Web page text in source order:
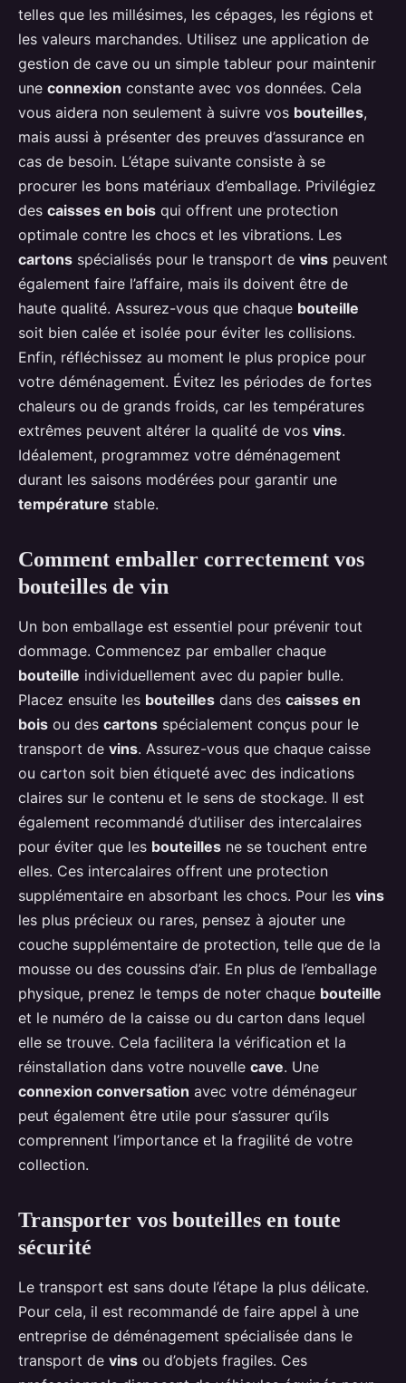
telles que les millésimes, les cépages, les régions et
les valeurs marchandes. Utilisez une application de
gestion de cave ou un simple tableur pour maintenir
une connexion constante avec vos données. Cela
vous aidera non seulement à suivre vos bouteilles,
mais aussi à présenter des preuves d’assurance en
cas de besoin. L’étape suivante consiste à se
procurer les bons matériaux d’emballage. Privilégiez
des caisses en bois qui offrent une protection
optimale contre les chocs et les vibrations. Les
cartons spécialisés pour le transport de vins peuvent
également faire l’affaire, mais ils doivent être de
haute qualité. Assurez-vous que chaque bouteille
soit bien calée et isolée pour éviter les collisions.
Enfin, réfléchissez au moment le plus propice pour
votre déménagement. Évitez les périodes de fortes
chaleurs ou de grands froids, car les températures
extrêmes peuvent altérer la qualité de vos vins.
Idéalement, programmez votre déménagement
durant les saisons modérées pour garantir une
température stable.
Comment emballer correctement vos
bouteilles de vin
Un bon emballage est essentiel pour prévenir tout
dommage. Commencez par emballer chaque
bouteille individuellement avec du papier bulle.
Placez ensuite les bouteilles dans des caisses en
bois ou des cartons spécialement conçus pour le
transport de vins. Assurez-vous que chaque caisse
ou carton soit bien étiqueté avec des indications
claires sur le contenu et le sens de stockage. Il est
également recommandé d’utiliser des intercalaires
pour éviter que les bouteilles ne se touchent entre
elles. Ces intercalaires offrent une protection
supplémentaire en absorbant les chocs. Pour les vins
les plus précieux ou rares, pensez à ajouter une
couche supplémentaire de protection, telle que de la
mousse ou des coussins d’air. En plus de l’emballage
physique, prenez le temps de noter chaque bouteille
et le numéro de la caisse ou du carton dans lequel
elle se trouve. Cela facilitera la vérification et la
réinstallation dans votre nouvelle cave. Une
connexion conversation avec votre déménageur
peut également être utile pour s’assurer qu’ils
comprennent l’importance et la fragilité de votre
collection.
Transporter vos bouteilles en toute
sécurité
Le transport est sans doute l’étape la plus délicate.
Pour cela, il est recommandé de faire appel à une
entreprise de déménagement spécialisée dans le
transport de vins ou d’objets fragiles. Ces